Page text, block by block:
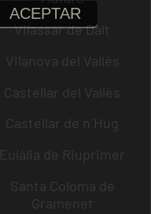
Vilassar de Dalt
Vilanova del Vallès
Castellar del Vallès
Castellar de n´Hug
Eulàlia de Riuprimer
Santa Coloma de
Gramenet
ACEPTAR